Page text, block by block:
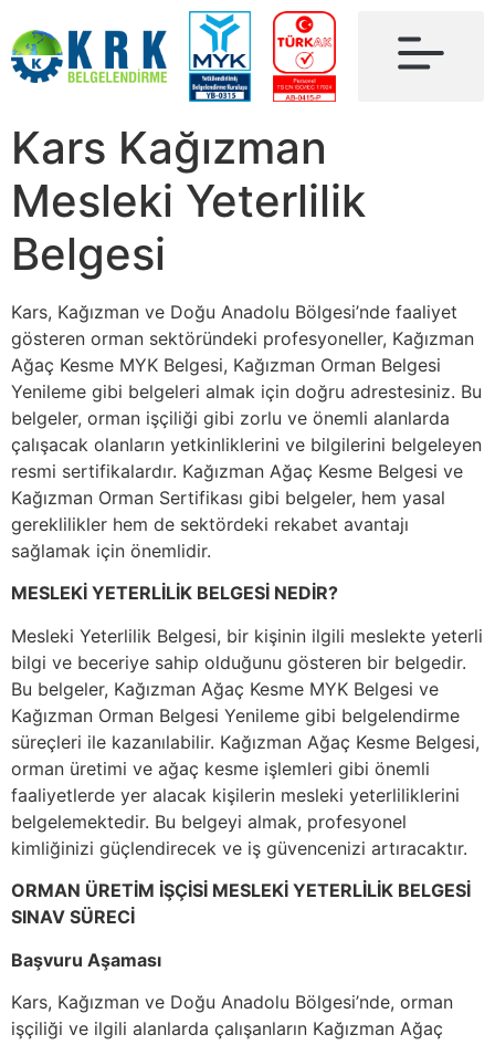
Kars Kağızman
Mesleki Yeterlilik
Belgesi
Kars, Kağızman ve Doğu Anadolu Bölgesi’nde faaliyet
gösteren orman sektöründeki profesyoneller, Kağızman
Ağaç Kesme MYK Belgesi, Kağızman Orman Belgesi
Yenileme gibi belgeleri almak için doğru adrestesiniz. Bu
belgeler, orman işçiliği gibi zorlu ve önemli alanlarda
çalışacak olanların yetkinliklerini ve bilgilerini belgeleyen
resmi sertifikalardır. Kağızman Ağaç Kesme Belgesi ve
Kağızman Orman Sertifikası gibi belgeler, hem yasal
gereklilikler hem de sektördeki rekabet avantajı
sağlamak için önemlidir.
MESLEKİ YETERLİLİK BELGESİ NEDİR?
Mesleki Yeterlilik Belgesi, bir kişinin ilgili meslekte yeterli
bilgi ve beceriye sahip olduğunu gösteren bir belgedir.
Bu belgeler, Kağızman Ağaç Kesme MYK Belgesi ve
Kağızman Orman Belgesi Yenileme gibi belgelendirme
süreçleri ile kazanılabilir. Kağızman Ağaç Kesme Belgesi,
orman üretimi ve ağaç kesme işlemleri gibi önemli
faaliyetlerde yer alacak kişilerin mesleki yeterliliklerini
belgelemektedir. Bu belgeyi almak, profesyonel
kimliğinizi güçlendirecek ve iş güvencenizi artıracaktır.
ORMAN ÜRETİM İŞÇİSİ MESLEKİ YETERLİLİK BELGESİ
SINAV SÜRECİ
Başvuru Aşaması
Kars, Kağızman ve Doğu Anadolu Bölgesi’nde, orman
işçiliği ve ilgili alanlarda çalışanların Kağızman Ağaç